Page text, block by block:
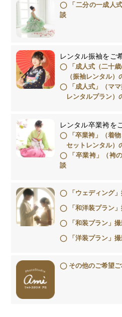
「二分の一成人
談
レンタル振袖をご
「成人式（二十
（振袖レンタル）
「成人式」（マ
レンタルプラン）
レンタル卒業袴を
「卒業袴」（着
セットレンタル）
「卒業袴」（袴
談
「ウェディング
「和洋装プラン
「和装プラン」
「洋装プラン」
その他のご希望